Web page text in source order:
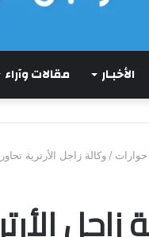
الأخبـار مقالات وآراء
حوارات / وكالة زاجل الأرترية
زاجل